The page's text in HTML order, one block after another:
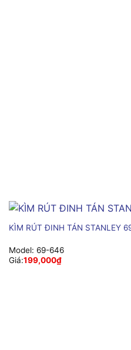
KÌM RÚT ĐINH TÁN STANLEY
Model: 69-646
Giá:199,000₫